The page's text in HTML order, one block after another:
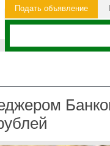
Подать объявление